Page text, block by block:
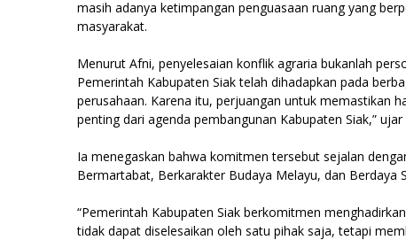
masih adanya ketimpangan penguasaan ruang yang
masyarakat.
Menurut Afni, penyelesaian konflik agraria bukanlah
Pemerintah Kabupaten Siak telah dihadapkan pada
perusahaan. Karena itu, perjuangan untuk memastikan
penting dari agenda pembangunan Kabupaten Siak,” ujar
Ia menegaskan bahwa komitmen tersebut sejalan
Bermartabat, Berkarakter Budaya Melayu, dan Berdaya
“Pemerintah Kabupaten Siak berkomitmen
tidak dapat diselesaikan oleh satu pihak saja, tetapi